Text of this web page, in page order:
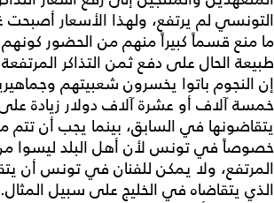
التونسي لم يرتفع، ولهذا الأسعار أصبحت
ما منع قسماً كبيراً منهم من الحضور
طبيعة الحال على دفع ثمن التذاكر
إن النجوم باتوا يخسرون شعبيتهم
خمسة آلاف أو عشرة آلاف دولار زيادة على
يتقاضونها في السابق، بينما يجب أن تتم
خصوصاً في تونس لأن أهل البلد ليسوا
المرتفع، ولا يمكن للفنان في تونس أن
الذي يتقاضاه في الخليج على سبيل المثال.